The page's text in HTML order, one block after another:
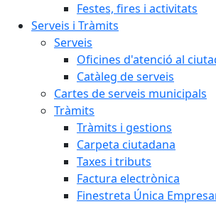
Festes, fires i activitats
Serveis i Tràmits
Serveis
Oficines d'atenció al
Catàleg de serveis
Cartes de serveis municipals
Tràmits
Tràmits i gestions
Carpeta ciutadana
Taxes i tributs
Factura electrònica
Finestreta Única